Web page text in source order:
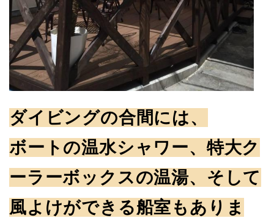
ダイビングの合間には、
ボートの温水シャワー、特大ク
ーラーボックスの温湯、そして
風よけができる船室もありま